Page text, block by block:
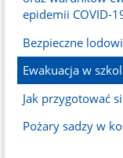
epidemii COVID-
Bezpieczne
Ewakuacja w
Jak przygotować
Pożary sadzy w